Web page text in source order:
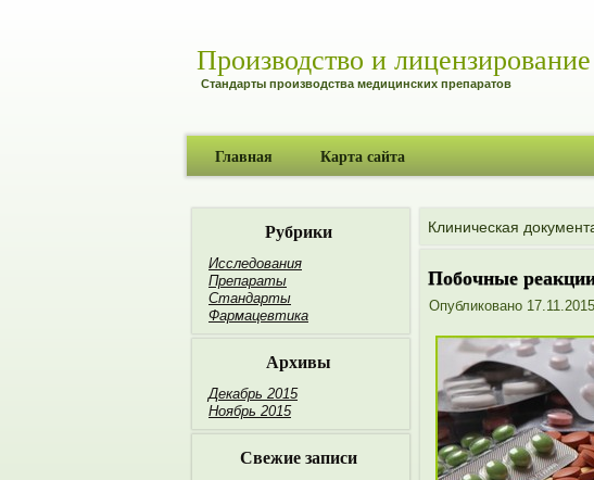
Производство и
Стандарты производства медицинских препаратов
Главная Карта сайта
Рубрики
Исследования
Препараты
Стандарты
Фармацевтика
Архивы
Декабрь 2015
Ноябрь 2015
Свежие записи
Клиническая
Побочные
Опубликовано 17.11.2015